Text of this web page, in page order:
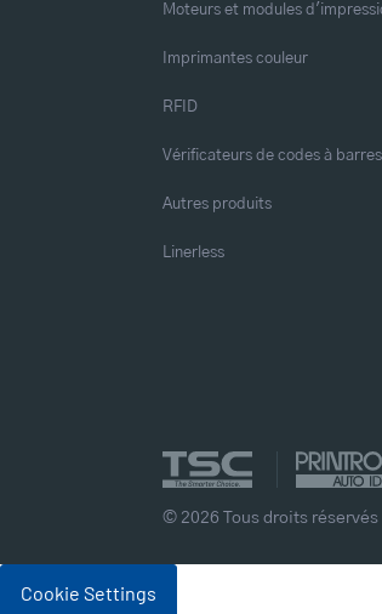
Moteurs et modules
Imprimantes couleur
RFID
Vérificateurs de codes à barres
Autres produits
Linerless
© 2026 Tous droits réservés
Cookie Settings